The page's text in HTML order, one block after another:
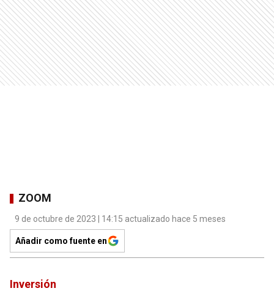
ZOOM
9 de octubre de 2023 | 14:15 actualizado hace 5 meses
Añadir como fuente en
Inversión